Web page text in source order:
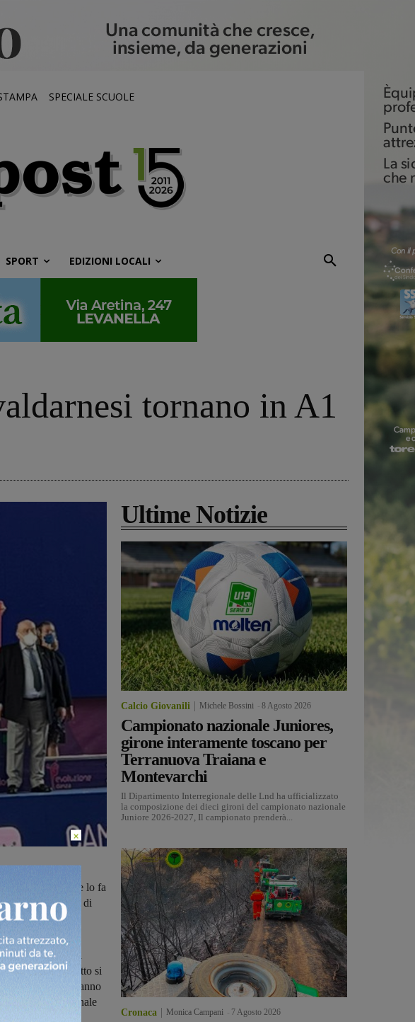
SPECIALE SCUOLE
SPORT EDIZIONI LOCALI
tornano in A1
ritmica
e lo fa
a un solo anno di
(111,500 il
Bari (95,300) tutto si
valdarnesi che hanno
nella classifica finale
Ultime Notizie
Calcio Giovanili Michele Bossini 8 Agosto 2026
Campionato nazionale Juniores,
girone interamente toscano per
Terranuova Traiana e
Montevarchi
Il Dipartimento Interregionale delle Lnd ha ufficializzato
la composizione dei dieci gironi del campionato nazionale
Juniore 2026-2027, Il campionato prenderà...
Cronaca Monica Campani 7 Agosto 2026
×